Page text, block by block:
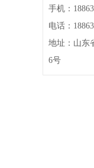
手机：
电话：
地址：山东
6号